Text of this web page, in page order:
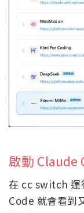
啟動 Claude
在 cc switch 運
Code 就會看到